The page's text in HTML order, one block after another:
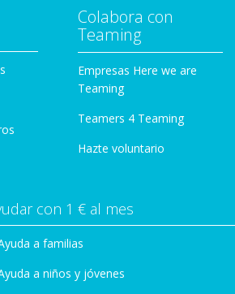
Colabora con
Teaming
Empresas Here we are
Teaming
Teamers 4 Teaming
Hazte voluntario
con 1 € al mes
a familias
a niños y jóvenes